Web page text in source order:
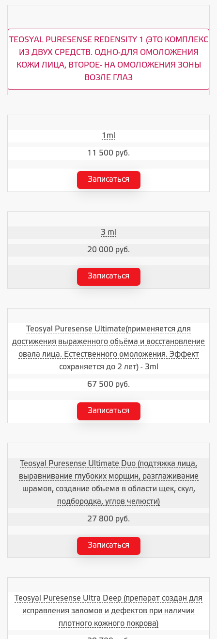
TEOSYAL PURESENSE REDENSITY 1 (ЭТО КОМПЛЕКС
ИЗ ДВУХ СРЕДСТВ. ОДНО-ДЛЯ ОМОЛОЖЕНИЯ
КОЖИ ЛИЦА, ВТОРОЕ- НА ОМОЛОЖЕНИЯ ЗОНЫ
ВОЗЛЕ ГЛАЗ
1ml
11 500 руб.
Записаться
3 ml
20 000 руб.
Записаться
Teosyal Puresense Ultimate(применяется для
достижения выраженного объёма и восстановление
овала лица. Естественного омоложения. Эффект
сохраняется до 2 лет) - 3ml
67 500 руб.
Записаться
Teosyal Puresense Ultimate Duo (подтяжка лица,
выравнивание глубоких морщин, разглаживание
шрамов, создание объема в области щек, скул,
подбородка, углов челюсти)
27 800 руб.
Записаться
Teosyal Puresense Ultra Deep (препарат создан для
исправления заломов и дефектов при наличии
плотного кожного покрова)